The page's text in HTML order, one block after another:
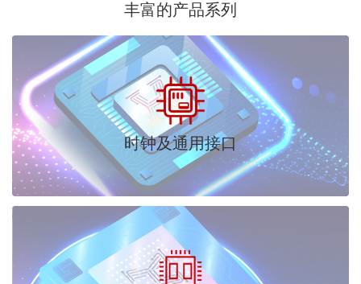
丰富的产品系列
时钟及通用接口